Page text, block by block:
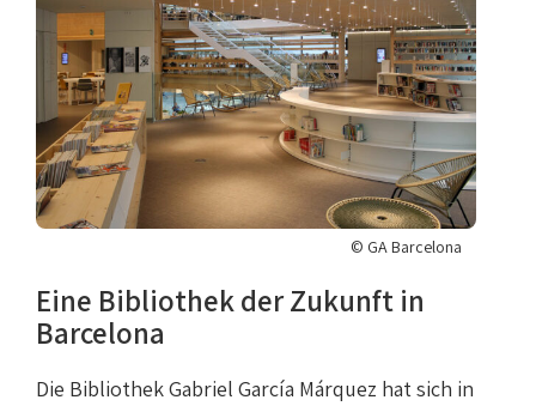
© GA Barcelona
Eine Bibliothek der Zukunft in
Barcelona
Die Bibliothek Gabriel García Márquez hat sich in